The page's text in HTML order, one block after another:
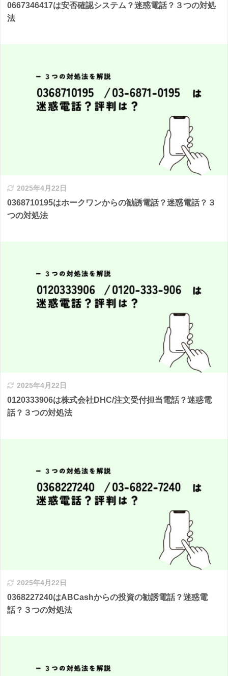
0667346417は安否確認システム？迷惑電話？３つの対処
法
2025年4月22日
0368710195はホークワンからの勧誘電話？迷惑電話？３
つの対処法
2025年4月22日
0120333906は株式会社DHC/注文受付担当電話？迷惑電
話？３つの対処法
2025年4月22日
0368227240はABCashからの投資の勧誘電話？迷惑電
話？３つの対処法